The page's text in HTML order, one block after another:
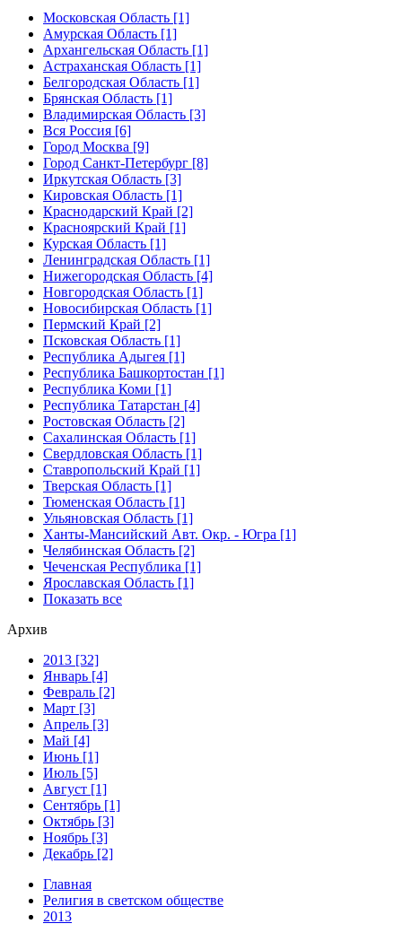
Московская Область [1]
Амурская Область [1]
Архангельская Область [1]
Астраханская Область [1]
Белгородская Область [1]
Брянская Область [1]
Владимирская Область [3]
Вся Россия [6]
Город Москва [9]
Город Санкт-Петербург [8]
Иркутская Область [3]
Кировская Область [1]
Краснодарский Край [2]
Красноярский Край [1]
Курская Область [1]
Ленинградская Область [1]
Нижегородская Область [4]
Новгородская Область [1]
Новосибирская Область [1]
Пермский Край [2]
Псковская Область [1]
Республика Адыгея [1]
Республика Башкортостан [1]
Республика Коми [1]
Республика Татарстан [4]
Ростовская Область [2]
Сахалинская Область [1]
Свердловская Область [1]
Ставропольский Край [1]
Тверская Область [1]
Тюменская Область [1]
Ульяновская Область [1]
Ханты-Мансийский Авт. Окр. - Югра [1]
Челябинская Область [2]
Чеченская Республика [1]
Ярославская Область [1]
Показать все
Архив
2013 [32]
Январь [4]
Февраль [2]
Март [3]
Апрель [3]
Май [4]
Июнь [1]
Июль [5]
Август [1]
Сентябрь [1]
Октябрь [3]
Ноябрь [3]
Декабрь [2]
Главная
Религия в светском обществе
2013